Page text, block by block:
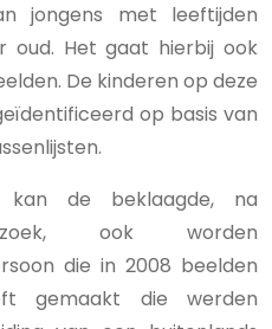
jongens met leeftijden
oud. Het gaat hierbij ook
De kinderen op deze
op basis van
kan de beklaagde, na
ook worden
die in 2008 beelden
gemaakt die werden